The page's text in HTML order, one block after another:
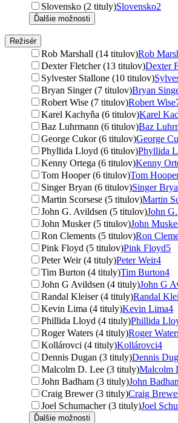
Slovensko (2 tituly)Slovensko2
Ďalšie možnosti
Režisér
Rob Marshall (14 titulov)Rob
Dexter Fletcher (13 titulov)Dexter
Sylvester Stallone (10 titulov)
Bryan Singer (7 titulov)Bryan
Robert Wise (7 titulov)Robert Wise
Karel Kachyňa (6 titulov)Karel
Baz Luhrmann (6 titulov)Baz
George Cukor (6 titulov)George
Phyllida Lloyd (6 titulov)Phyllida
Kenny Ortega (6 titulov)Kenny
Tom Hooper (6 titulov)Tom
Singer Bryan (6 titulov)Singer
Martin Scorsese (5 titulov)Martin
John G. Avildsen (5 titulov)John
John Musker (5 titulov)John
Ron Clements (5 titulov)Ron
Pink Floyd (5 titulov)Pink Floyd5
Peter Weir (4 tituly)Peter Weir4
Tim Burton (4 tituly)Tim Burton4
John G Avildsen (4 tituly)John G
Randal Kleiser (4 tituly)Randal
Kevin Lima (4 tituly)Kevin Lima4
Phillida Lloyd (4 tituly)Phillida
Roger Waters (4 tituly)Roger
Kollárovci (4 tituly)Kollárovci4
Dennis Dugan (3 tituly)Dennis
Malcolm D. Lee (3 tituly)Malcolm
John Badham (3 tituly)John
Craig Brewer (3 tituly)Craig
Joel Schumacher (3 tituly)Joel
Ďalšie možnosti